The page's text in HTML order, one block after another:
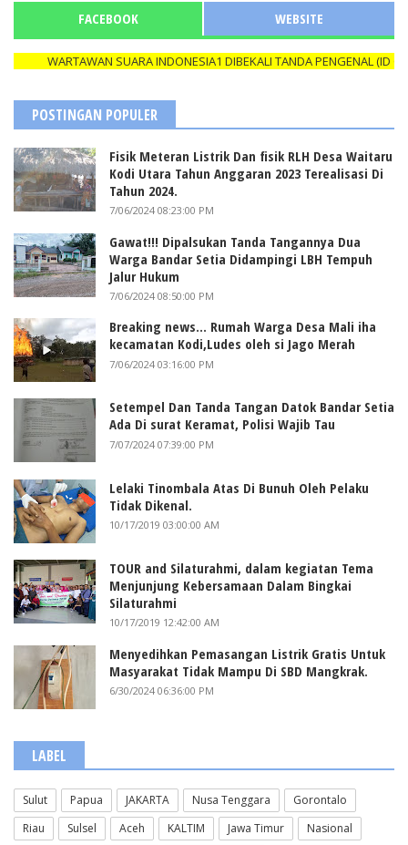
FACEBOOK WEBSITE
WARTAWAN SUARA INDONESIA1 DIBEKALI TANDA PENGENAL (ID
POSTINGAN POPULER
Fisik Meteran Listrik Dan fisik RLH Desa Waitaru
Kodi Utara Tahun Anggaran 2023 Terealisasi Di
Tahun 2024.
7/06/2024 08:23:00 PM
Gawat!!! Dipalsukan Tanda Tangannya Dua
Warga Bandar Setia Didampingi LBH Tempuh
Jalur Hukum
7/06/2024 08:50:00 PM
Breaking news... Rumah Warga Desa Mali iha
kecamatan Kodi,Ludes oleh si Jago Merah
7/06/2024 03:16:00 PM
Setempel Dan Tanda Tangan Datok Bandar Setia
Ada Di surat Keramat, Polisi Wajib Tau
7/07/2024 07:39:00 PM
Lelaki Tinombala Atas Di Bunuh Oleh Pelaku
Tidak Dikenal.
10/17/2019 03:00:00 AM
TOUR and Silaturahmi, dalam kegiatan Tema
Menjunjung Kebersamaan Dalam Bingkai
Silaturahmi
10/17/2019 12:42:00 AM
Menyedihkan Pemasangan Listrik Gratis Untuk
Masyarakat Tidak Mampu Di SBD Mangkrak.
6/30/2024 06:36:00 PM
LABEL
Sulut Papua JAKARTA Nusa Tenggara
Gorontalo
Riau
Sulsel Aceh KALTIM Jawa Timur
Nasional